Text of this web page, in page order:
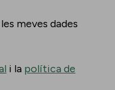
meves dades
i la política de